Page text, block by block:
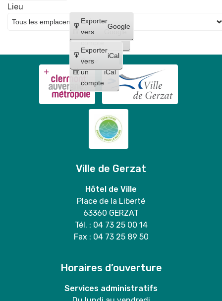
Créer
un
compte
Google
Créer
un
compte
iCal
Exporter
vers
Google
Exporter
vers
iCal
Lieu
Ville de Gerzat
Hôtel de Ville
Place de la Liberté
63360 GERZAT
Tél. : 04 73 25 00 14
Fax : 04 73 25 89 50
Horaires d’ouverture
Services administratifs